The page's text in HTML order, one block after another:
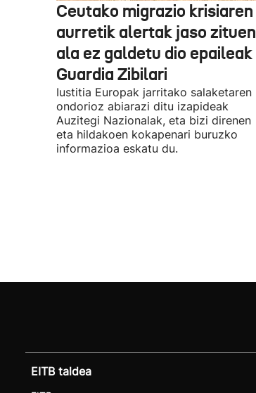
Ceutako migrazio krisiaren
aurretik alertak jaso zituen
ala ez galdetu dio epaileak
Guardia Zibilari
Iustitia Europak jarritako salaketaren
ondorioz abiarazi ditu izapideak
Auzitegi Nazionalak, eta bizi direnen
eta hildakoen kokapenari buruzko
informazioa eskatu du.
EITB taldea